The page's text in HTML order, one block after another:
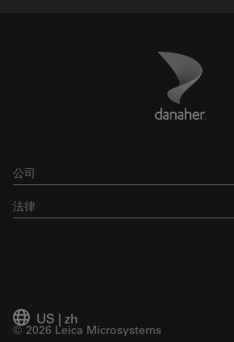
Danaher Logo
公司
法律
US | zh
© 2026 Leica Microsystems